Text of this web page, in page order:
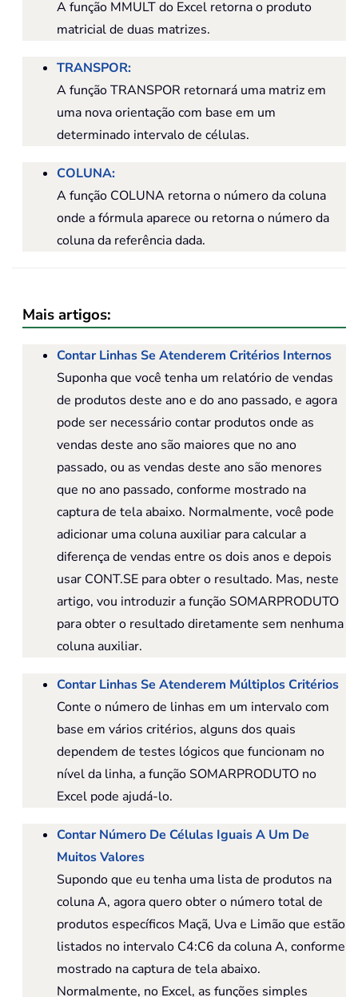
A função MMULT do Excel retorna o produto
matricial de duas matrizes.
TRANSPOR:
A função TRANSPOR retornará uma matriz em
uma nova orientação com base em um
determinado intervalo de células.
COLUNA:
A função COLUNA retorna o número da coluna
onde a fórmula aparece ou retorna o número da
coluna da referência dada.
Mais artigos:
Contar Linhas Se Atenderem Critérios Internos
Suponha que você tenha um relatório de vendas
de produtos deste ano e do ano passado, e agora
pode ser necessário contar produtos onde as
vendas deste ano são maiores que no ano
passado, ou as vendas deste ano são menores
que no ano passado, conforme mostrado na
captura de tela abaixo. Normalmente, você pode
adicionar uma coluna auxiliar para calcular a
diferença de vendas entre os dois anos e depois
usar CONT.SE para obter o resultado. Mas, neste
artigo, vou introduzir a função SOMARPRODUTO
para obter o resultado diretamente sem nenhuma
coluna auxiliar.
Contar Linhas Se Atenderem Múltiplos Critérios
Conte o número de linhas em um intervalo com
base em vários critérios, alguns dos quais
dependem de testes lógicos que funcionam no
nível da linha, a função SOMARPRODUTO no
Excel pode ajudá-lo.
Contar Número De Células Iguais A Um De
Muitos Valores
Supondo que eu tenha uma lista de produtos na
coluna A, agora quero obter o número total de
produtos específicos Maçã, Uva e Limão que estão
listados no intervalo C4:C6 da coluna A, conforme
mostrado na captura de tela abaixo.
Normalmente, no Excel, as funções simples